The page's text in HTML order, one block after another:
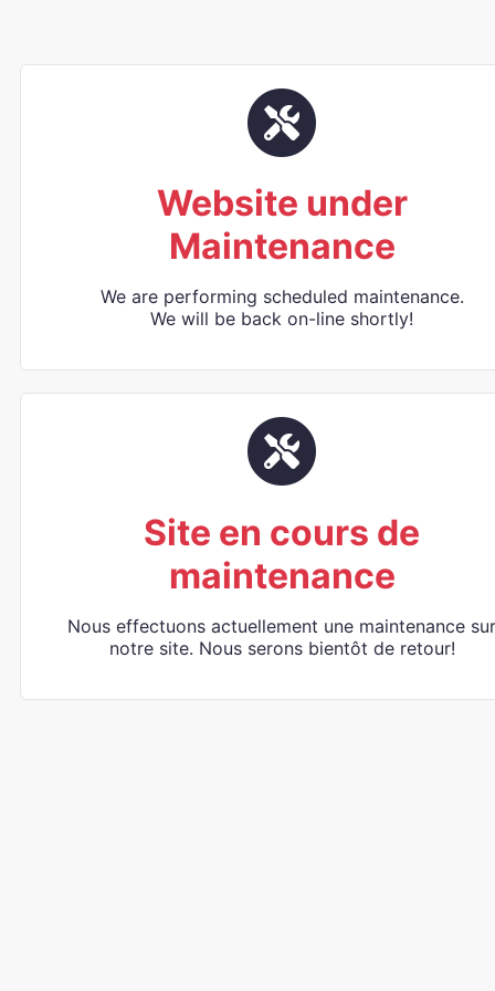
Website under
Maintenance
We are performing scheduled maintenance.
We will be back on-line shortly!
Site en cours de
maintenance
Nous effectuons actuellement une maintenance sur
notre site. Nous serons bientôt de retour!